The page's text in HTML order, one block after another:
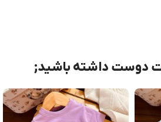
دوست داشته باشید;